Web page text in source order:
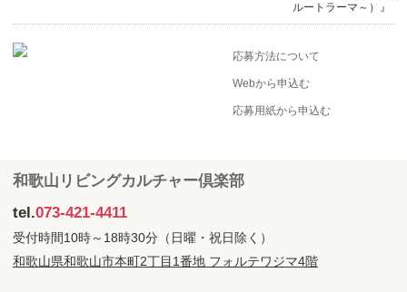
ルートラーマ～）』 ）
応募方法について
Webから申込む
応募用紙から申込む
和歌山リビングカルチャー倶楽部
tel.073-421-4411
受付時間10時～18時30分（日曜・祝日除く）
和歌山県和歌山市本町2丁目1番地 フォルテワジマ4階